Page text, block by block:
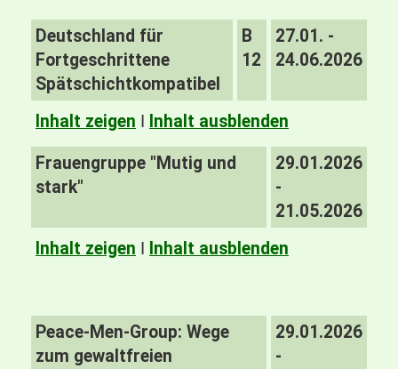
Deutschland für
Fortgeschrittene
Spätschichtkompatibel
B
12
27.01. -
24.06.2026
Inhalt zeigen I Inhalt ausblenden
Frauengruppe "Mutig und
stark"
29.01.2026
-
21.05.2026
Inhalt zeigen I Inhalt ausblenden
Peace-Men-Group: Wege
zum gewaltfreien
29.01.2026
-